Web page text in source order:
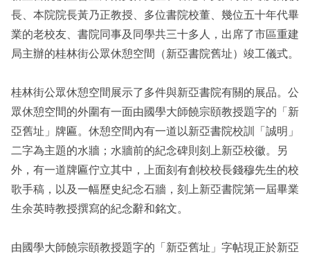
長、本院院長黃乃正教授、多位書院校董、幾位五十年代畢
業的老校友、書院同事及同學共三十多人，出席了市區重建
局主辦的桂林街公眾休憩空間（新亞書院舊址）竣工儀式。
桂林街公眾休憩空間展示了多件與新亞書院有關的展品。公
眾休憩空間的外圍有一面由國學大師饒宗頤教授題字的「新
亞舊址」牌匾。休憩空間內有一道以新亞書院校訓「誠明」
二字為主題的水牆；水牆前的紀念碑則刻上新亞校徽。另
外，有一道牌匾佇立其中，上面刻有創校校長錢穆先生的校
歌手稿，以及一幅歷史紀念石牆，刻上新亞書院第一屆畢業
生余英時教授撰寫的紀念辭和銘文。
由國學大師饒宗頤教授題字的「新亞舊址」字帖現正於新亞